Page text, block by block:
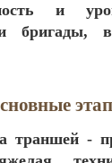
и
бригады,
траншей-